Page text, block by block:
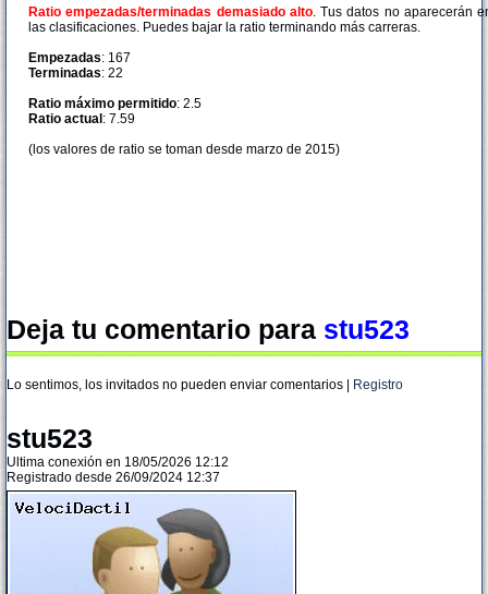
Ratio empezadas/terminadas demasiado alto. Tus datos no aparecerán
las clasificaciones. Puedes bajar la ratio terminando más carreras.
Empezadas: 167
Terminadas: 22
Ratio máximo permitido: 2.5
Ratio actual : 7.59
(los valores de ratio se toman desde marzo de 2015)
Deja tu comentario para stu523
Lo sentimos, los invitados no pueden enviar comentarios | Registro
stu523
Ultima conexión en 18/05/2026 12:12
Registrado desde 26/09/2024 12:37